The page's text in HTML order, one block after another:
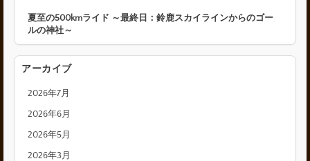
夏至の500kmライド ～最終日：鈴鹿スカイラインからのゴー
ルの神社～
アーカイブ
2026年7月
2026年6月
2026年5月
2026年3月